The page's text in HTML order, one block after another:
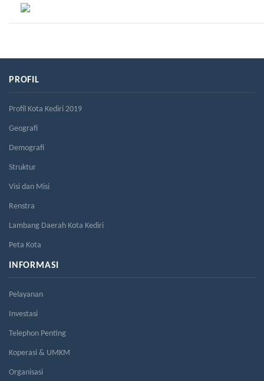
PROFIL
Profil Kota Kediri 2019
Geografi
Demografi
Struktur
Visi dan Misi
Renstra
Lambang Daerah Kota Kediri
Peta Kota
INFORMASI
Pelayanan
Investasi
Telephon Penting
Koperasi & UMKM
Organisasi